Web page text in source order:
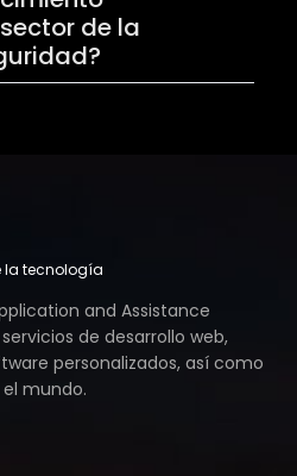
de la
la tecnología
and Assistance
de desarrollo web,
personalizados, así como
mundo.